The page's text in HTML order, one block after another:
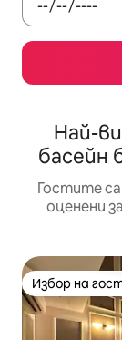
Най-
басейн
Гостите
оценени
Избор на
Избор на